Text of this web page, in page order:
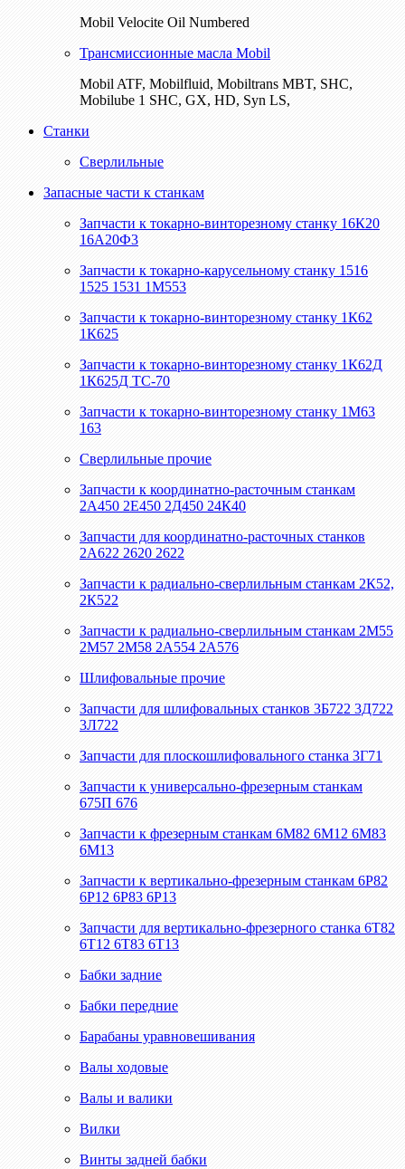
Mobil Velocite Oil Numbered
Трансмиссионные масла Mobil
Mobil ATF, Mobilfluid, Mobiltrans MBT, SHC,
Mobilube 1 SHC, GX, HD, Syn LS,
Станки
Сверлильные
Запасные части к станкам
Запчасти к токарно-винторезному станку 16К20
16А20Ф3
Запчасти к токарно-карусельному станку 1516
1525 1531 1М553
Запчасти к токарно-винторезному станку 1К62
1К625
Запчасти к токарно-винторезному станку 1К62Д
1К625Д ТС-70
Запчасти к токарно-винторезному станку 1М63
163
Сверлильные прочие
Запчасти к координатно-расточным станкам
2А450 2Е450 2Д450 24К40
Запчасти для координатно-расточных станков
2А622 2620 2622
Запчасти к радиально-сверлильным станкам 2К52,
2К522
Запчасти к радиально-сверлильным станкам 2М55
2М57 2М58 2А554 2А576
Шлифовальные прочие
Запчасти для шлифовальных станков 3Б722 3Д722
3Л722
Запчасти для плоскошлифовального станка 3Г71
Запчасти к универсально-фрезерным станкам
675П 676
Запчасти к фрезерным станкам 6М82 6М12 6М83
6М13
Запчасти к вертикально-фрезерным станкам 6Р82
6Р12 6Р83 6Р13
Запчасти для вертикально-фрезерного станка 6Т82
6Т12 6Т83 6Т13
Бабки задние
Бабки передние
Барабаны уравновешивания
Валы ходовые
Валы и валики
Вилки
Винты задней бабки